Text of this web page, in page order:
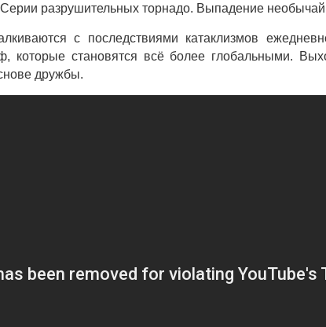
разрушительных торнадо. Выпадение
с последствиями катаклизмов
которые становятся всё более глобальными.
дружбы.